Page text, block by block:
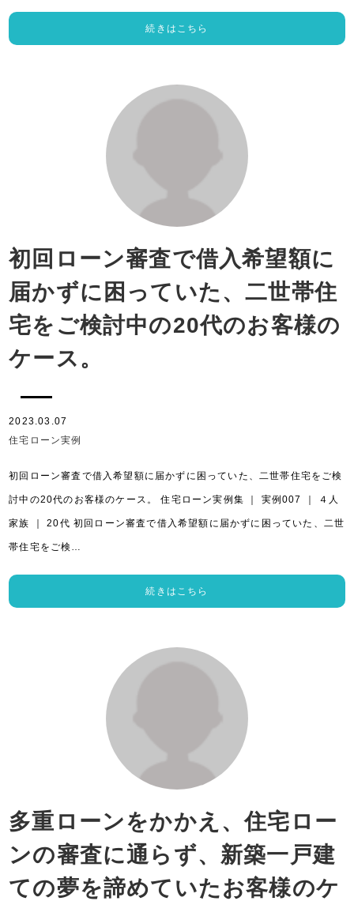
続きはこちら
初回ローン審査で借入希望額に
届かずに困っていた、二世帯住
宅をご検討中の20代のお客様の
ケース。
2023.03.07
住宅ローン実例
初回ローン審査で借入希望額に届かずに困っていた、二世帯住宅をご検
討中の20代のお客様のケース。 住宅ローン実例集 ｜ 実例007 ｜ ４人
家族 ｜ 20代 初回ローン審査で借入希望額に届かずに困っていた、二世
帯住宅をご検…
続きはこちら
多重ローンをかかえ、住宅ロー
ンの審査に通らず、新築一戸建
ての夢を諦めていたお客様のケ